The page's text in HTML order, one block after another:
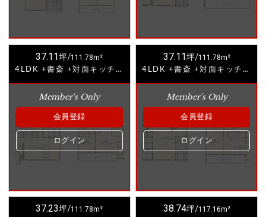
37.11坪/111.78m²
4LDK +書斎 +対面キッチン +和室②
Member's Only
会員登録
ログイン
37.11坪/111.78m²
4LDK +書斎 +対面キッチン +和室③
Member's Only
会員登録
ログイン
37.23坪/111.78m² 38.74坪/117.16m²